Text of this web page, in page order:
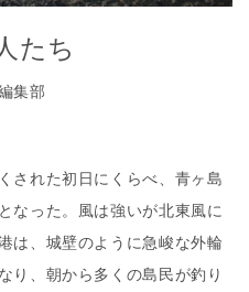
たち
集部
された初日にくらべ、青ヶ島
なった。風は強いが北東風に
は、城壁のように急峻な外輪
り、朝から多くの島民が釣り